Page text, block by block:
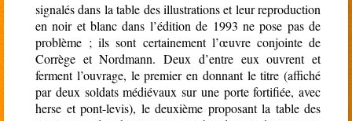
signalés dans la table des illustrations et leur reproduction
en noir et blanc dans l’édition de 1993 ne pose pas de
problème ; ils sont certainement l’œuvre conjointe de
Corrège et Nordmann. Deux d’entre eux ouvrent et
ferment l’ouvrage, le premier en donnant le titre (affiché
par deux soldats médiévaux sur une porte fortifiée, avec
herse et pont-levis), le deuxième proposant la table des